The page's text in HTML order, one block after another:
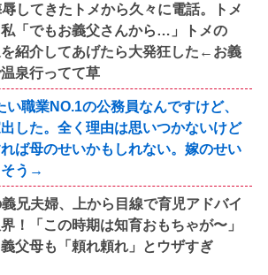
してきたトメから久々に電話。トメ
私「でもお義父さんから…」トメの
を紹介してあげたら大発狂した←お義
泉行ってて草
い職業NO.1の公務員なんですけど、
した。全く理由は思いつかないけど
ば母のせいかもしれない。嫁のせい
そう→
兄夫婦、上から目線で育児アドバイ
！「この時期は知育おもちゃが〜」
父母も「頼れ頼れ」とウザすぎ